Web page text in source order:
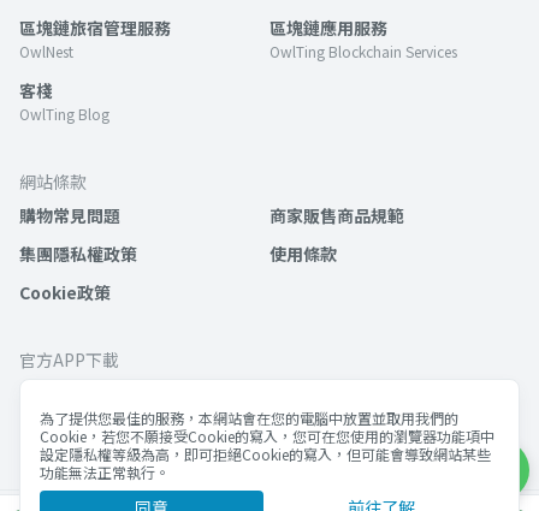
區塊鏈旅宿管理服務
OwlNest
區塊鏈應用服務
OwlTing Blockchain Services
客棧
OwlTing Blog
網站條款
購物常見問題
商家販售商品規範
集團隱私權政策
使用條款
Cookie政策
官方APP下載
為了提供您最佳的服務，本網站會在您的電腦中放置並取用我們的
Cookie，若您不願接受Cookie的寫入，您可在您使用的瀏覽器功能項中
設定隱私權等級為高，即可拒絕Cookie的寫入，但可能會導致網站某些
功能無法正常執行。